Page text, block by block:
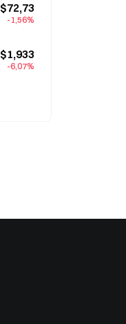
$72,73
-1,56%
$1,933
-6,07%